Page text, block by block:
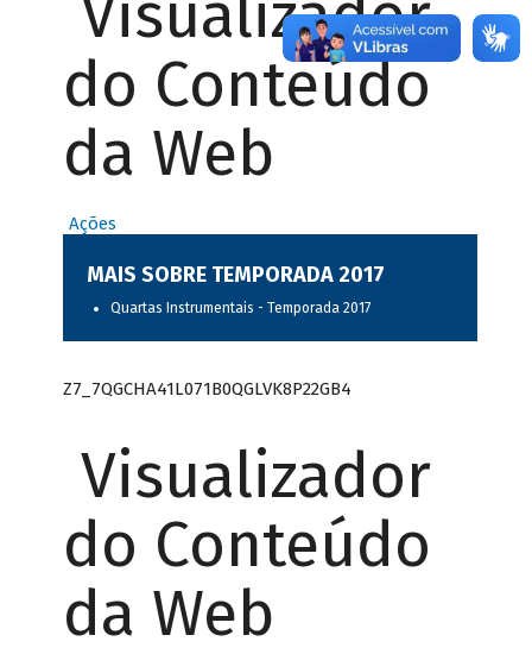
Visualizador
do Conteúdo
da Web
Ações
MAIS SOBRE TEMPORADA 2017
Quartas Instrumentais - Temporada 2017
Z7_7QGCHA41L071B0QGLVK8P22GB4
Visualizador
do Conteúdo
da Web